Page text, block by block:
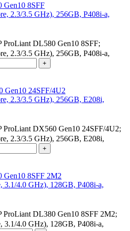
Gen10 8SFF
2.3/3.5 GHz), 256GB, P408i-a,
ProLiant DL580 Gen10 8SFF;
2.3/3.5 GHz), 256GB, P408i-a,
+
Gen10 24SFF/4U2
2.3/3.5 GHz), 256GB, E208i,
ProLiant DX560 Gen10 24SFF/4U2;
2.3/3.5 GHz), 256GB, E208i,
+
Gen10 8SFF 2M2
3.1/4.0 GHz), 128GB, P408i-a,
ProLiant DL380 Gen10 8SFF 2M2;
3.1/4.0 GHz), 128GB, P408i-a,